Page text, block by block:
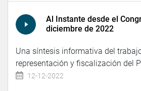
Al Instante desde el
diciembre de 2022
Una síntesis informativa del
representación y fiscalización del
12-12-2022